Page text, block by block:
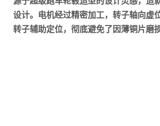
设计。电机经过精密加工，转子轴向虚
转子辅助定位，彻底避免了因薄铜片磨